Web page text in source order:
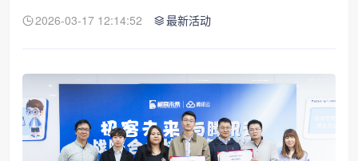
2026-03-17 12:14:52 最新活动